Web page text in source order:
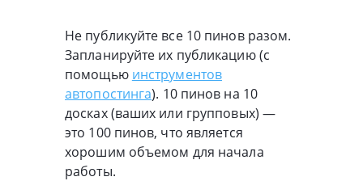
Не публикуйте все 10 пинов разом.
Запланируйте их публикацию (с
помощью инструментов
автопостинга). 10 пинов на 10
досках (ваших или групповых) —
это 100 пинов, что является
хорошим объемом для начала
работы.